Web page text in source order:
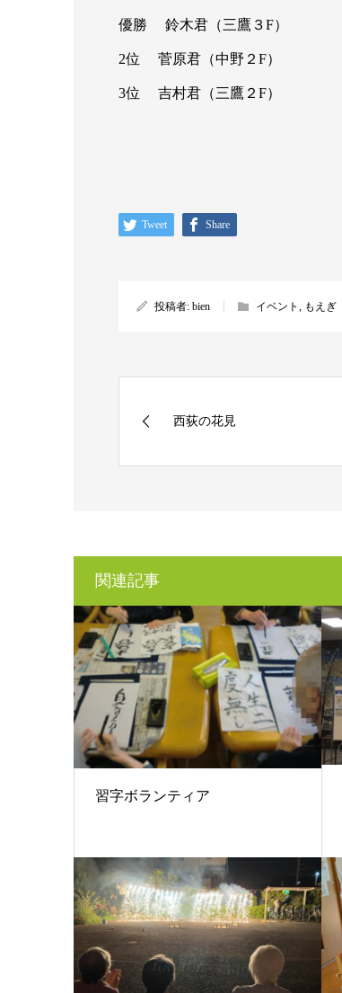
優勝 鈴木君（三鷹３F）
2位 菅原君（中野２F）
3位 吉村君（三鷹２F）
Tweet Share
投稿者: bien イベント , もえぎ
西荻の花見
関連記事
習字ボランティア